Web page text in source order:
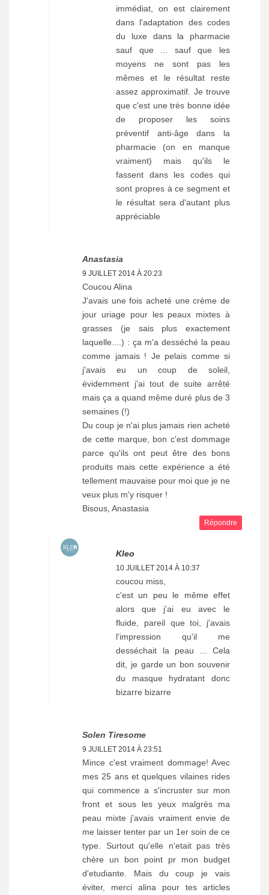
immédiat, on est clairement
dans l'adaptation des codes
du luxe dans la pharmacie
sauf que ... sauf que les
moyens ne sont pas les
mêmes et le résultat reste
assez approximatif. Je trouve
que c'est une très bonne idée
de proposer les soins
préventif anti-âge dans la
pharmacie (on en manque
vraiment) mais qu'ils le
fassent dans les codes qui
sont propres à ce segment et
le résultat sera d'autant plus
appréciable
Anastasia
9 JUILLET 2014 À 20:23
Coucou Alina
J'avais une fois acheté une crème de
jour uriage pour les peaux mixtes à
grasses (je sais plus exactement
laquelle....) : ça m'a desséché la peau
comme jamais ! Je pelais comme si
j'avais eu un coup de soleil,
évidemment j'ai tout de suite arrêté
mais ça a quand même duré plus de 3
semaines (!)
Du coup je n'ai plus jamais rien acheté
de cette marque, bon c'est dommage
parce qu'ils ont peut être des bons
produits mais cette expérience a été
tellement mauvaise pour moi que je ne
veux plus m'y risquer !
Bisous, Anastasia
Répondre
Kleo
10 JUILLET 2014 À 10:37
coucou miss,
c'est un peu le même effet
alors que j'ai eu avec le
fluide, pareil que toi, j'avais
l'impression qu'il me
desséchait la peau ... Cela
dit, je garde un bon souvenir
du masque hydratant donc
bizarre bizarre
Solen Tiresome
9 JUILLET 2014 À 23:51
Mince c'est vraiment dommage! Avec
mes 25 ans et quelques vilaines rides
qui commence a s'incruster sur mon
front et sous les yeux malgrès ma
peau mixte j'avais vraiment envie de
me laisser tenter par un 1er soin de ce
type. Surtout qu'elle n'etait pas très
chère un bon point pr mon budget
d'etudiante. Mais du coup je vais
éviter, merci alina pour tes articles